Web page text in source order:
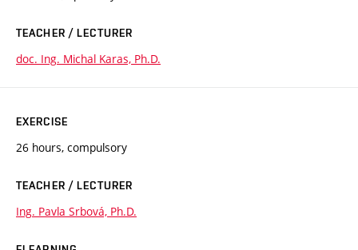
TEACHER / LECTURER
doc. Ing. Michal Karas, Ph.D.
EXERCISE
26 hours, compulsory
TEACHER / LECTURER
Ing. Pavla Srbová, Ph.D.